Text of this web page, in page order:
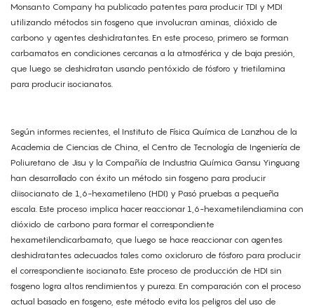
Monsanto Company ha publicado patentes para producir TDI y MDI
utilizando métodos sin fosgeno que involucran aminas, dióxido de
carbono y agentes deshidratantes. En este proceso, primero se forman
carbamatos en condiciones cercanas a la atmosférica y de baja presión,
que luego se deshidratan usando pentóxido de fósforo y trietilamina
para producir isocianatos.
Según informes recientes, el Instituto de Física Química de Lanzhou de la
Academia de Ciencias de China, el Centro de Tecnología de Ingeniería de
Poliuretano de Jisu y la Compañía de Industria Química Gansu Yinguang
han desarrollado con éxito un método sin fosgeno para producir
diisocianato de 1,6-hexametileno (HDI) y Pasó pruebas a pequeña
escala. Este proceso implica hacer reaccionar 1,6-hexametilendiamina con
dióxido de carbono para formar el correspondiente
hexametilendicarbamato, que luego se hace reaccionar con agentes
deshidratantes adecuados tales como oxicloruro de fósforo para producir
el correspondiente isocianato. Este proceso de producción de HDI sin
fosgeno logra altos rendimientos y pureza. En comparación con el proceso
actual basado en fosgeno, este método evita los peligros del uso de